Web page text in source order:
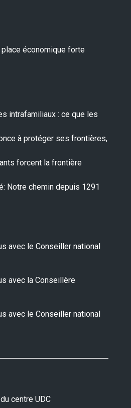
économique forte
intrafamiliaux : ce que les
à protéger ses frontières,
forcent la frontière
Notre chemin depuis 1291
avec le Conseiller national
avec la Conseillère
avec le Conseiller national
centre UDC